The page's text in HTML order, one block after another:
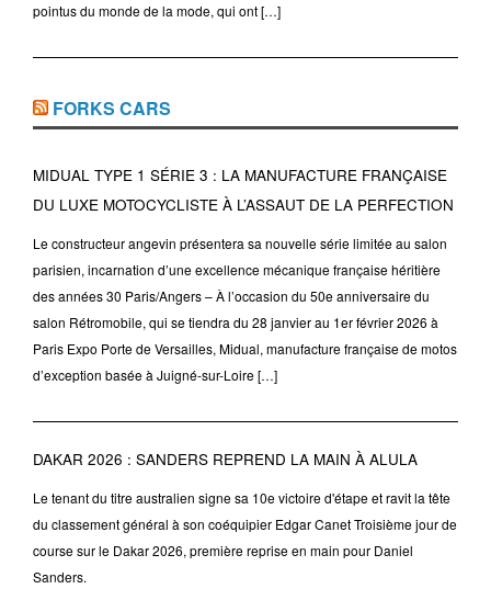
pointus du monde de la mode, qui ont […]
FORKS CARS
MIDUAL TYPE 1 SÉRIE 3 : LA MANUFACTURE FRANÇAISE
DU LUXE MOTOCYCLISTE À L’ASSAUT DE LA PERFECTION
Le constructeur angevin présentera sa nouvelle série limitée au salon
parisien, incarnation d’une excellence mécanique française héritière
des années 30 Paris/Angers – À l’occasion du 50e anniversaire du
salon Rétromobile, qui se tiendra du 28 janvier au 1er février 2026 à
Paris Expo Porte de Versailles, Midual, manufacture française de motos
d’exception basée à Juigné-sur-Loire […]
DAKAR 2026 : SANDERS REPREND LA MAIN À ALULA
Le tenant du titre australien signe sa 10e victoire d'étape et ravit la tête
du classement général à son coéquipier Edgar Canet Troisième jour de
course sur le Dakar 2026, première reprise en main pour Daniel
Sanders.